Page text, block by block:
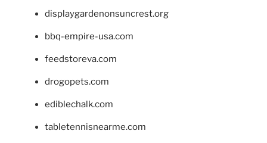
displaygardenonsuncrest.org
bbq-empire-usa.com
feedstoreva.com
drogopets.com
ediblechalk.com
tabletennisnearme.com